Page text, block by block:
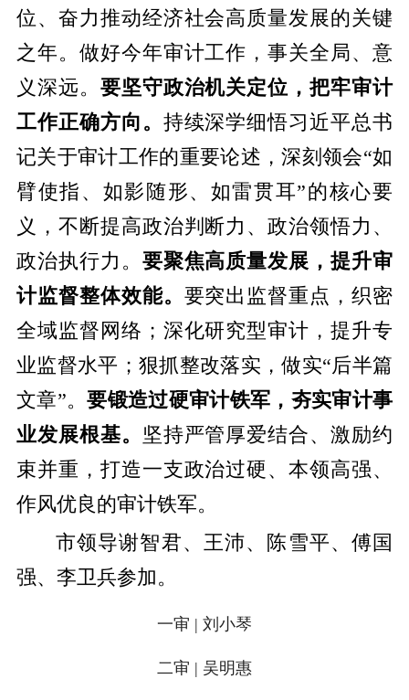
位、奋力推动经济社会高质量发展的关键
之年。做好今年审计工作，事关全局、意
义深远。 要坚守政治机关定位，把牢审计
工作正确方向。 持续深学细悟习近平总书
记关于审计工作的重要论述，深刻领会“如
臂使指、如影随形、如雷贯耳”的核心要
义，不断提高政治判断力、政治领悟力、
政治执行力。 要聚焦高质量发展，提升审
计监督整体效能。 要突出监督重点，织密
全域监督网络；深化研究型审计，提升专
业监督水平；狠抓整改落实，做实“后半篇
文章”。要锻造过硬审计铁军，夯实审计事
业发展根基。 坚持严管厚爱结合、激励约
束并重，打造一支政治过硬、本领高强、
作风优良的审计铁军。
市领导谢智君、王沛、陈雪平、傅国
强、李卫兵参加。
一审 | 刘小琴
二审 | 吴明惠